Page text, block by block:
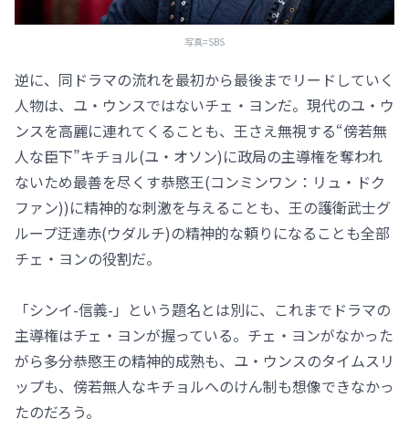
写真=SBS
逆に、同ドラマの流れを最初から最後までリードしていく
人物は、ユ・ウンスではないチェ・ヨンだ。現代のユ・ウ
ンスを高麗に連れてくることも、王さえ無視する“傍若無
人な臣下”キチョル(ユ・オソン)に政局の主導権を奪われ
ないため最善を尽くす恭愍王(コンミンワン：リュ・ドク
ファン))に精神的な刺激を与えることも、王の護衛武士グ
ループ迂達赤(ウダルチ)の精神的な頼りになることも全部
チェ・ヨンの役割だ。
「シンイ-信義-」という題名とは別に、これまでドラマの
主導権はチェ・ヨンが握っている。チェ・ヨンがなかった
がら多分恭愍王の精神的成熟も、ユ・ウンスのタイムスリ
ップも、傍若無人なキチョルへのけん制も想像できなかっ
たのだろう。